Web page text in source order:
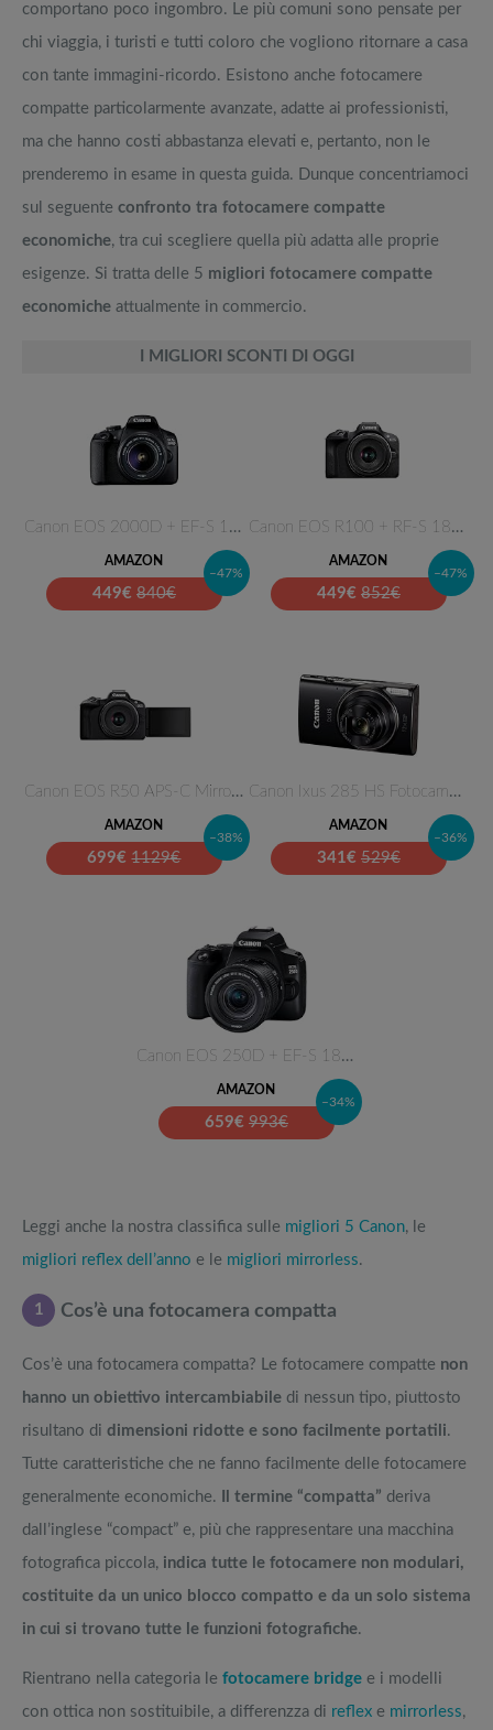
comportano poco ingombro. Le più comuni sono pensate per
chi viaggia, i turisti e tutti coloro che vogliono ritornare a casa
con tante immagini-ricordo. Esistono anche fotocamere
compatte particolarmente avanzate, adatte ai professionisti,
ma che hanno costi abbastanza elevati e, pertanto, non le
prenderemo in esame in questa guida. Dunque concentriamoci
sul seguente confronto tra fotocamere compatte
economiche, tra cui scegliere quella più adatta alle proprie
esigenze. Si tratta delle 5 migliori fotocamere compatte
economiche attualmente in commercio.
I MIGLIORI SCONTI DI OGGI
Canon EOS 2000D + EF-S 18-55 m…
AMAZON
449€ 840€
–47%
Canon EOS R100 + RF-S 18-45mm …
AMAZON
449€ 852€
–47%
Canon EOS R50 APS-C Mirrorless…
AMAZON
699€ 1129€
–38%
Canon Ixus 285 HS Fotocamera C…
AMAZON
341€ 529€
–36%
Canon EOS 250D + EF-S 18-55mm …
AMAZON
659€ 993€
–34%
Leggi anche la nostra classifica sulle migliori 5 Canon, le
migliori reflex dell’anno e le migliori mirrorless.
1 Cos’è una fotocamera compatta
Cos’è una fotocamera compatta? Le fotocamere compatte non
hanno un obiettivo intercambiabile di nessun tipo, piuttosto
risultano di dimensioni ridotte e sono facilmente portatili.
Tutte caratteristiche che ne fanno facilmente delle fotocamere
generalmente economiche.
Il termine “compatta” deriva
dall’inglese “compact” e, più che rappresentare una macchina
fotografica piccola, indica tutte le fotocamere non modulari,
costituite da un unico blocco compatto e da un solo sistema
in cui si trovano tutte le funzioni fotografiche.
Rientrano nella categoria le fotocamere bridge e i modelli
con ottica non sostituibile, a differenzza di reflex e mirrorless,